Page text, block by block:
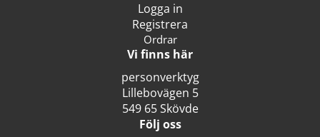
Logga in
Registrera
Ordrar
Vi finns här
personverktyg
Lillebovägen 5
549 65 Skövde
Följ oss